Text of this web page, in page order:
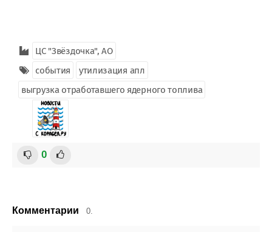
ЦС "Звёздочка", АО
события
утилизация апл
выгрузка отработавшего ядерного топлива
0
Комментарии 0.